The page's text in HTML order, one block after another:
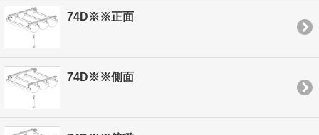
74D※※正面
74D※※側面